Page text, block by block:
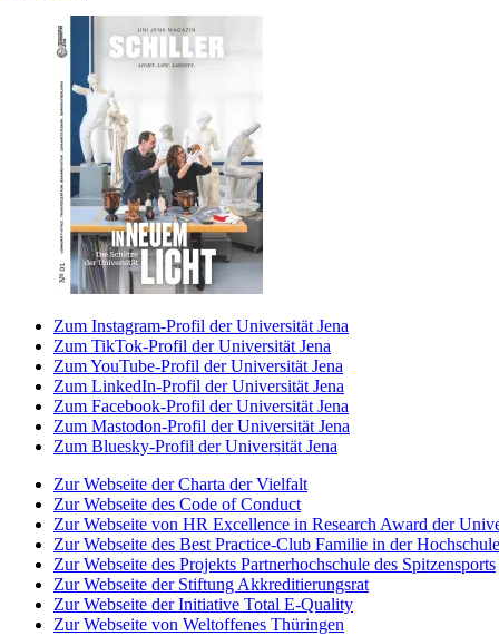
Zum Instagram-Profil der Universität Jena
Zum TikTok-Profil der Universität Jena
Zum YouTube-Profil der Universität Jena
Zum LinkedIn-Profil der Universität Jena
Zum Facebook-Profil der Universität Jena
Zum Mastodon-Profil der Universität Jena
Zum Bluesky-Profil der Universität Jena
Zur Webseite der Charta der Vielfalt
Zur Webseite des Code of Conduct
Zur Webseite von HR Excellence in Research Award der
Zur Webseite des Best Practice-Club Familie in der Hochschule
Zur Webseite des Projekts Partnerhochschule des Spitzensports
Zur Webseite der Stiftung Akkreditierungsrat
Zur Webseite der Initiative Total E-Quality
Zur Webseite von Weltoffenes Thüringen